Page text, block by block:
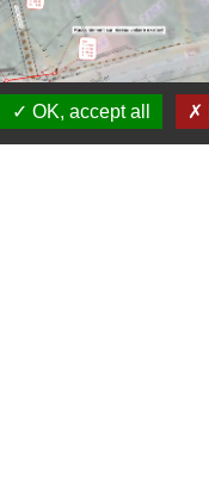
OK, accept all